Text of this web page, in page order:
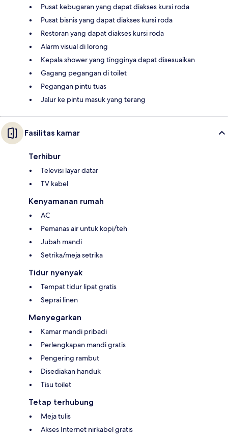
Pusat kebugaran yang dapat diakses kursi roda
Pusat bisnis yang dapat diakses kursi roda
Restoran yang dapat diakses kursi roda
Alarm visual di lorong
Kepala shower yang tingginya dapat disesuaikan
Gagang pegangan di toilet
Pegangan pintu tuas
Jalur ke pintu masuk yang terang
Fasilitas kamar
Terhibur
Televisi layar datar
TV kabel
Kenyamanan rumah
AC
Pemanas air untuk kopi/teh
Jubah mandi
Setrika/meja setrika
Tidur nyenyak
Tempat tidur lipat gratis
Seprai linen
Menyegarkan
Kamar mandi pribadi
Perlengkapan mandi gratis
Pengering rambut
Disediakan handuk
Tisu toilet
Tetap terhubung
Meja tulis
Akses Internet nirkabel gratis